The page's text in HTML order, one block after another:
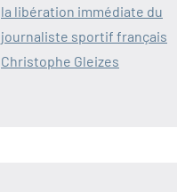
la libération immédiate du
journaliste sportif français
Christophe Gleizes